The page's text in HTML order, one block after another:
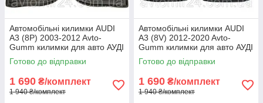
Автомобільні килимки AUDI
A3 (8P) 2003-2012 Avto-
Gumm килимки для авто АУДІ
А3 (8П) 2003-2012 Автогум
Готово до відправки
1 690 ₴/комплект
1 940 ₴/комплект
Автомобільні килимки AUDI
A3 (8V) 2012-2020 Avto-
Gumm килимки для авто АУДІ
А3 (8В) 2012-2020 Автогум
Готово до відправки
1 690 ₴/комплект
1 940 ₴/комплект